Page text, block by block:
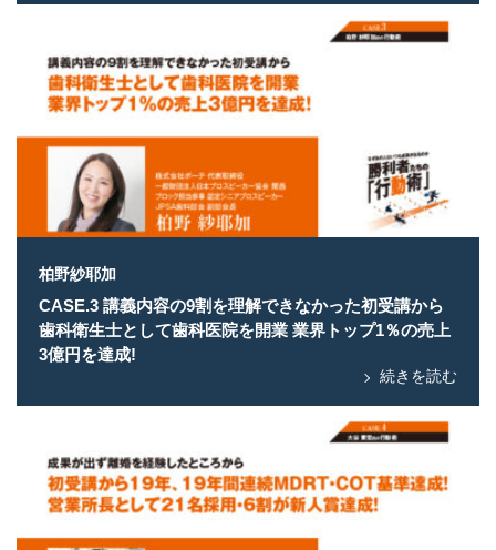
柏野紗耶加
CASE.3 講義内容の9割を理解できなかった初受講から
歯科衛生士として歯科医院を開業 業界トップ1％の売上
3億円を達成!
続きを読む